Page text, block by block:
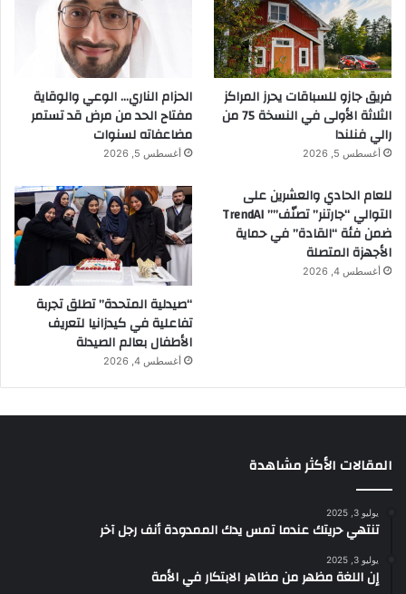
فريق جازو للسباقات يحرز المراكز
الثلاثة الأولى في النسخة 75 من
رالي فنلندا
أغسطس 5, 2026
الحزام الناري… الوعي والوقاية
مفتاح الحد من مرض قد تستمر
مضاعفاته لسنوات
أغسطس 5, 2026
للعام الحادي والعشرين على
التوالي “جارتنر” تصنّف”” TrendAI
ضمن فئة “القادة” في حماية
الأجهزة المتصلة
أغسطس 4, 2026
“صيدلية المتحدة” تطلق تجربة
تفاعلية في كيدزانيا لتعريف
الأطفال بعالم الصيدلة
أغسطس 4, 2026
المقالات الأكثر مشاهدة
يوليو 3, 2025
تنتهي حريتك عندما تمس يدك الممدودة أنف رجل آخر
يوليو 3, 2025
إن اللغة مظهر من مظاهر الابتكار في الأمة